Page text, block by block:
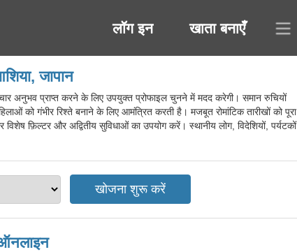
लॉग इन खाता बनाएँ
जापान
अनुभव प्राप्त करने के लिए उपयुक्त प्रोफाइल चुनने में मदद करेगी। समान रुचियों
को गंभीर रिश्ते बनाने के लिए आमंत्रित करती है। मजबूत रोमांटिक तारीखों को पूरा
फ़िल्टर और अद्वितीय सुविधाओं का उपयोग करें। स्थानीय लोग, विदेशियों, पर्यटकों